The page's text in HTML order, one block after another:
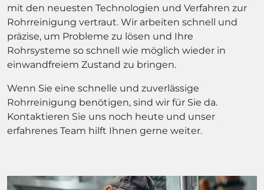
mit den neuesten Technologien und Verfahren zur
Rohrreinigung vertraut. Wir arbeiten schnell und
präzise, um Probleme zu lösen und Ihre
Rohrsysteme so schnell wie möglich wieder in
einwandfreiem Zustand zu bringen.
Wenn Sie eine schnelle und zuverlässige
Rohrreinigung benötigen, sind wir für Sie da.
Kontaktieren Sie uns noch heute und unser
erfahrenes Team hilft Ihnen gerne weiter.